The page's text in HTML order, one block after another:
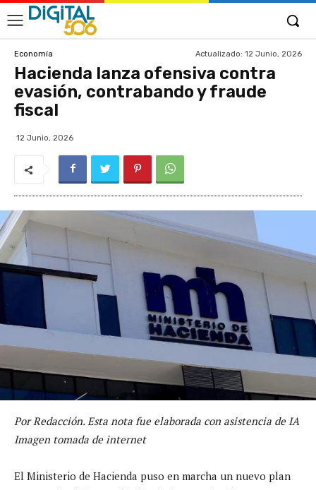
Economía Actualizado: 12 Junio, 2026
Hacienda lanza ofensiva contra
evasión, contrabando y fraude
fiscal
12 Junio, 2026
Por Redacción. Esta nota fue elaborada con asistencia de IA
Imagen tomada de internet
El Ministerio de Hacienda puso en marcha un nuevo plan